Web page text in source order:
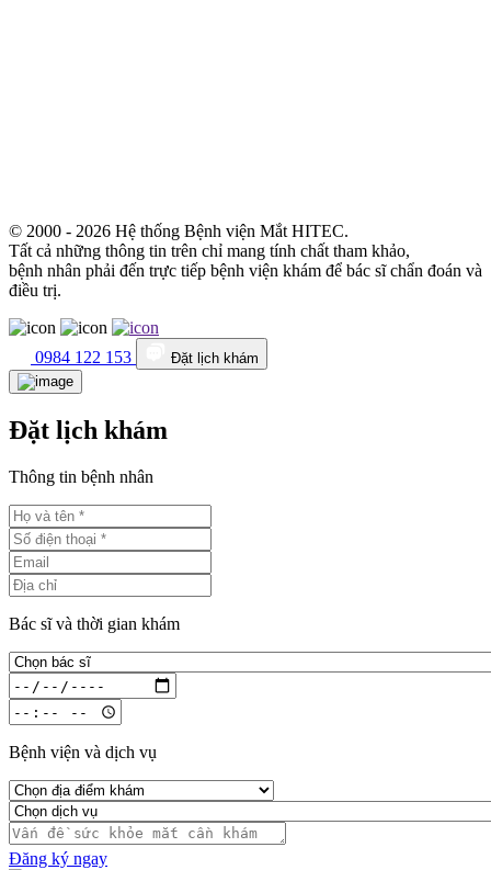
© 2000 - 2026 Hệ thống Bệnh viện Mắt HITEC.
Tất cả những thông tin trên chỉ mang tính chất tham khảo,
bệnh nhân phải đến trực tiếp bệnh viện khám để bác sĩ chẩn đoán và
điều trị.
0984 122 153 Đặt lịch khám
Đặt lịch khám
Thông tin bệnh nhân
Bác sĩ và thời gian khám
Bệnh viện và dịch vụ
Đăng ký ngay